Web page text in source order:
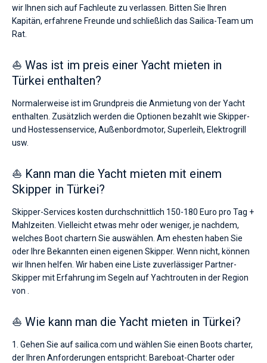
wir Ihnen sich auf Fachleute zu verlassen. Bitten Sie Ihren
Kapitän, erfahrene Freunde und schließlich das Sailica-Team um
Rat.
⛵ Was ist im preis einer Yacht mieten in
Türkei enthalten?
Normalerweise ist im Grundpreis die Anmietung von der Yacht
enthalten. Zusätzlich werden die Optionen bezahlt wie Skipper-
und Hostessenservice, Außenbordmotor, Superleih, Elektrogrill
usw.
⛵ Kann man die Yacht mieten mit einem
Skipper in Türkei?
Skipper-Services kosten durchschnittlich 150-180 Euro pro Tag +
Mahlzeiten. Vielleicht etwas mehr oder weniger, je nachdem,
welches Boot chartern Sie auswählen. Am ehesten haben Sie
oder Ihre Bekannten einen eigenen Skipper. Wenn nicht, können
wir Ihnen helfen. Wir haben eine Liste zuverlässiger Partner-
Skipper mit Erfahrung im Segeln auf Yachtrouten in der Region
von .
⛵ Wie kann man die Yacht mieten in Türkei?
1. Gehen Sie auf sailica.com und wählen Sie einen Boots charter,
der Ihren Anforderungen entspricht: Bareboat-Charter oder